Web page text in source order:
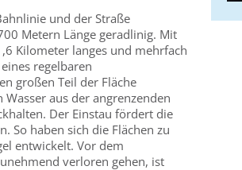
und der Straße
Metern Länge geradlinig. Mit
Kilometer langes und mehrfach
regelbaren
großen Teil der Fläche
aus der angrenzenden
Der Einstau fördert die
So haben sich die Flächen zu
entwickelt. Vor dem
verloren gehen, ist